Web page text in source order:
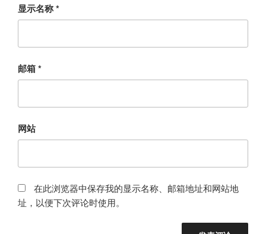
显示名称*
邮箱*
网站
在此浏览器中保存我的显示名称、邮箱地址和网站地
址，以便下次评论时使用。